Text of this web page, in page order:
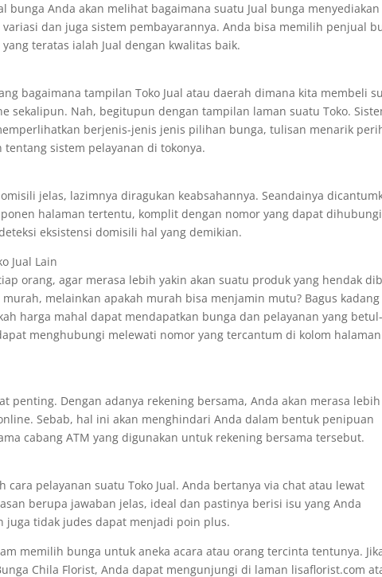
bunga Anda akan melihat bagaimana suatu Jual bunga menyediakan
dan juga sistem pembayarannya. Anda bisa memilih penjual
teratas ialah Jual dengan kwalitas baik.
bagaimana tampilan Toko Jual atau daerah dimana kita membeli
sekalipun. Nah, begitupun dengan tampilan laman suatu Toko.
berjenis-jenis jenis pilihan bunga, tulisan menarik
sistem pelayanan di tokonya.
jelas, lazimnya diragukan keabsahannya. Seandainya
halaman tertentu, komplit dengan nomor yang dapat
eksistensi domisili hal yang demikian.
Jual Lain
orang, agar merasa lebih yakin akan suatu produk yang hendak
murah, melainkan apakah murah bisa menjamin mutu? Bagus kadang
harga mahal dapat mendapatkan bunga dan pelayanan yang betul-
menghubungi melewati nomor yang tercantum di kolom halaman
penting. Dengan adanya rekening bersama, Anda akan merasa lebih
Sebab, hal ini akan menghindari Anda dalam bentuk penipuan
cabang ATM yang digunakan untuk rekening bersama tersebut.
pelayanan suatu Toko Jual. Anda bertanya via chat atau lewat
berupa jawaban jelas, ideal dan pastinya berisi isu yang Anda
juga tidak judes dapat menjadi poin plus.
memilih bunga untuk aneka acara atau orang tercinta tentunya.
Chila Florist, Anda dapat mengunjungi di laman lisaflorist.com